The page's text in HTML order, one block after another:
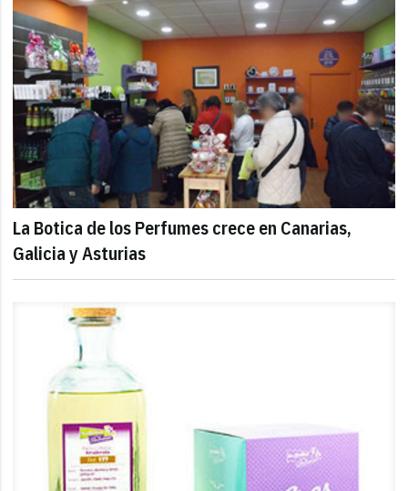
La Botica de los Perfumes crece en Canarias,
Galicia y Asturias